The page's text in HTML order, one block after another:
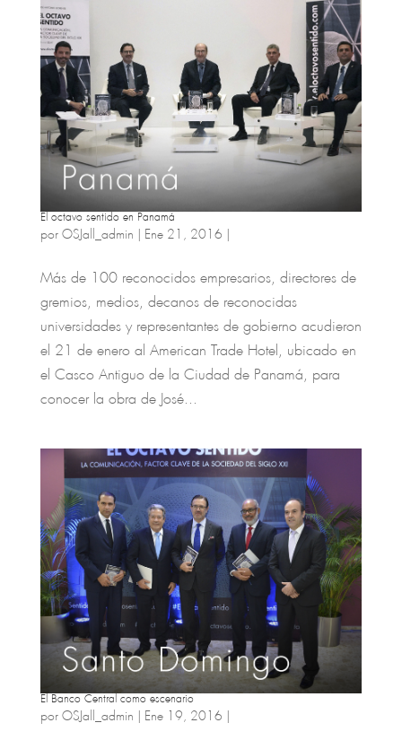
El octavo sentido en Panamá
por OSJall_admin | Ene 21, 2016 |
Más de 100 reconocidos empresarios, directores de
gremios, medios, decanos de reconocidas
universidades y representantes de gobierno acudieron
el 21 de enero al American Trade Hotel, ubicado en
el Casco Antiguo de la Ciudad de Panamá, para
conocer la obra de José...
El Banco Central como escenario
por OSJall_admin | Ene 19, 2016 |